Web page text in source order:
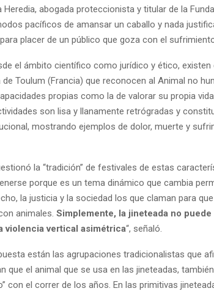
Heredia, abogada proteccionista y titular de la
pacíficos de amansar un caballo y nada
placer de un público que goza con el
el ámbito científico como jurídico y ético,
de Toulum (Francia) que reconocen al Animal no
propias como la de valorar su propia
son lisa y llanamente retrógradas y
mostrando ejemplos de dolor, muerte y
la “tradición” de festivales de estas
porque es un tema dinámico que cambia
la justicia y la sociedad los que claman para
animales. Simplemente, la jineteada no
violencia vertical asimétrica“, señaló.
están las agrupaciones tradicionalistas que
que el animal que se usa en las jineteadas,
con el correr de los años. En las primitivas